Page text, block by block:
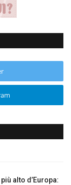
alto d’Europa: